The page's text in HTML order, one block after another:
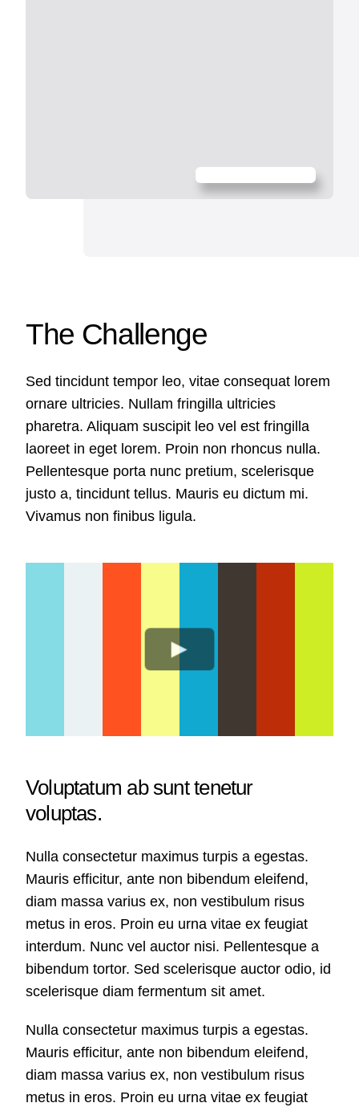
The Challenge
Sed tincidunt tempor leo, vitae consequat lorem
ornare ultricies. Nullam fringilla ultricies
pharetra. Aliquam suscipit leo vel est fringilla
laoreet in eget lorem. Proin non rhoncus nulla.
Pellentesque porta nunc pretium, scelerisque
justo a, tincidunt tellus. Mauris eu dictum mi.
Vivamus non finibus ligula.
Voluptatum ab sunt tenetur
voluptas.
Nulla consectetur maximus turpis a egestas.
Mauris efficitur, ante non bibendum eleifend,
diam massa varius ex, non vestibulum risus
metus in eros. Proin eu urna vitae ex feugiat
interdum. Nunc vel auctor nisi. Pellentesque a
bibendum tortor. Sed scelerisque auctor odio, id
scelerisque diam fermentum sit amet.
Nulla consectetur maximus turpis a egestas.
Mauris efficitur, ante non bibendum eleifend,
diam massa varius ex, non vestibulum risus
metus in eros. Proin eu urna vitae ex feugiat